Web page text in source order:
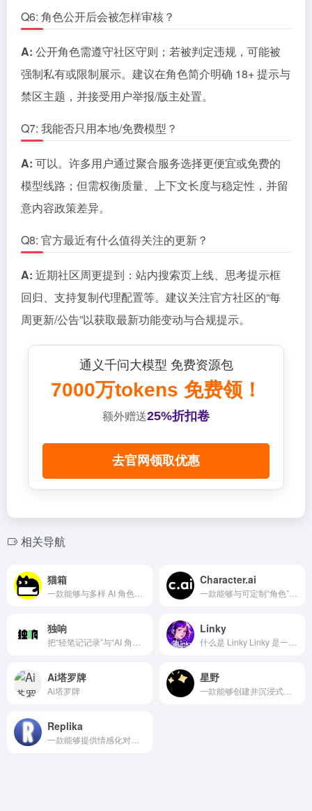
Q6: 角色公开后会被怎样审核？
A: 公开角色需遵守社区守则；若被判定违规，可能被
强制私有或限制展示。建议在角色简介明确 18+ 提示与
禁区主题，并接受用户举报/版主处置。
Q7: 我能否只用本地/免费模型？
A: 可以。许多用户通过聚合服务选择更便宜或免费的
模型线路；但需权衡质量、上下文长度与稳定性，并留
意内容政策差异。
Q8: 官方最近有什么值得关注的更新？
A: 近期社区周更提到：站内搜索页上线、思考提示框
回归、支持复制代理配置等。建议关注官方社区的“每
周更新/公告”以获取最新功能变动与合规提示。
通义千问大模型 免费资源包
7000万tokens 免费领！
额外赠送25%折扣卷
去官网领取优惠
相关导航
猫箱 Character.ai
独响 Linky
Ai塔罗牌
Ai塔罗牌
星野
Replika